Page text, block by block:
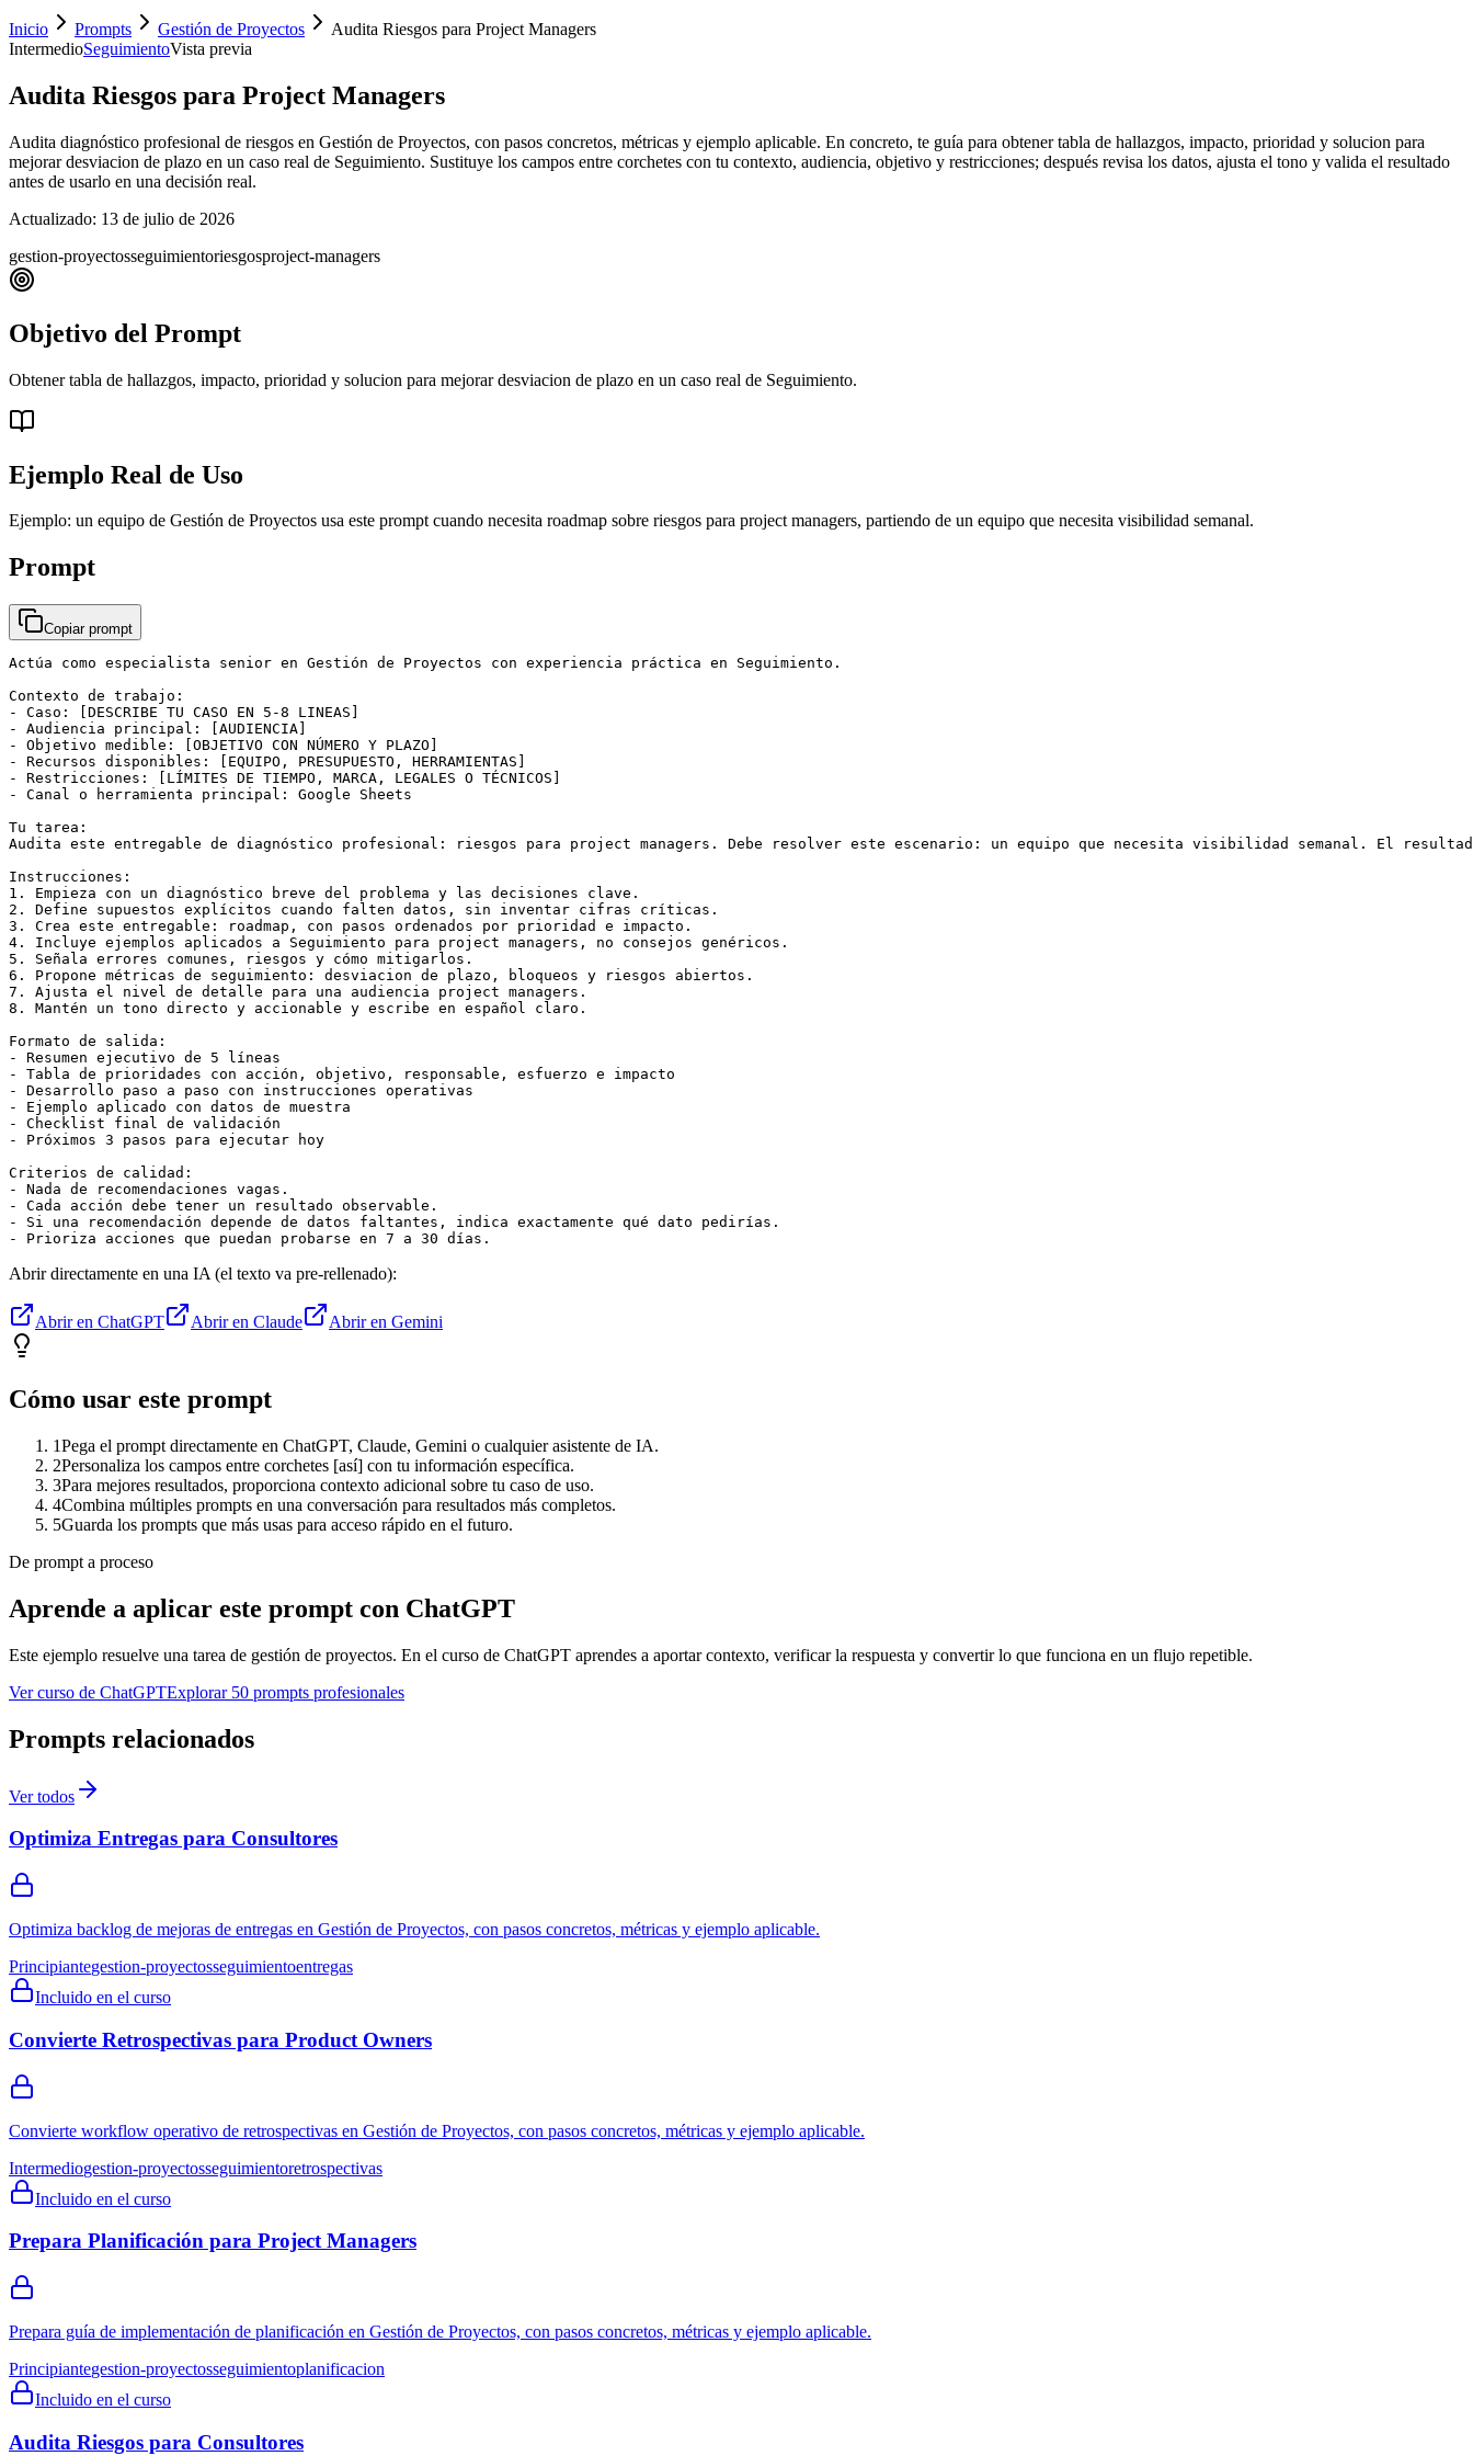
Inicio Prompts Gestión de Proyectos
Audita Riesgos para Project Managers
IntermedioSeguimientoVista previa
Audita Riesgos para Project Managers
Audita diagnóstico profesional de riesgos en Gestión de Proyectos, con pasos concretos, métricas y ejemplo aplicable. En concreto, te guía para obtener tabla de hallazgos, impacto, prioridad y solucion para
mejorar desviacion de plazo en un caso real de Seguimiento. Sustituye los campos entre corchetes con tu contexto, audiencia, objetivo y restricciones; después revisa los datos, ajusta el tono y valida el resultado
antes de usarlo en una decisión real.
Actualizado: 13 de julio de 2026
gestion-proyectosseguimientoriesgosproject-managers
Objetivo del Prompt
Obtener tabla de hallazgos, impacto, prioridad y solucion para mejorar desviacion de plazo en un caso real de Seguimiento.
Ejemplo Real de Uso
Ejemplo: un equipo de Gestión de Proyectos usa este prompt cuando necesita roadmap sobre riesgos para project managers, partiendo de un equipo que necesita visibilidad semanal.
Prompt
Copiar prompt
Actúa como especialista senior en Gestión de Proyectos con experiencia práctica en Seguimiento.
Contexto de trabajo:
- Caso: [DESCRIBE TU CASO EN 5-8 LINEAS]
- Audiencia principal: [AUDIENCIA]
- Objetivo medible: [OBJETIVO CON NÚMERO Y PLAZO]
- Recursos disponibles: [EQUIPO, PRESUPUESTO, HERRAMIENTAS]
- Restricciones: [LÍMITES DE TIEMPO, MARCA, LEGALES O TÉCNICOS]
- Canal o herramienta principal: Google Sheets
Tu tarea:
Audita este entregable de diagnóstico profesional: riesgos para project managers. Debe resolver este escenario: un equipo que necesita visibilidad semanal. El
Instrucciones:
1. Empieza con un diagnóstico breve del problema y las decisiones clave.
2. Define supuestos explícitos cuando falten datos, sin inventar cifras críticas.
3. Crea este entregable: roadmap, con pasos ordenados por prioridad e impacto.
4. Incluye ejemplos aplicados a Seguimiento para project managers, no consejos genéricos.
5. Señala errores comunes, riesgos y cómo mitigarlos.
6. Propone métricas de seguimiento: desviacion de plazo, bloqueos y riesgos abiertos.
7. Ajusta el nivel de detalle para una audiencia project managers.
8. Mantén un tono directo y accionable y escribe en español claro.
Formato de salida:
- Resumen ejecutivo de 5 líneas
- Tabla de prioridades con acción, objetivo, responsable, esfuerzo e impacto
- Desarrollo paso a paso con instrucciones operativas
- Ejemplo aplicado con datos de muestra
- Checklist final de validación
- Próximos 3 pasos para ejecutar hoy
Criterios de calidad:
- Nada de recomendaciones vagas.
- Cada acción debe tener un resultado observable.
- Si una recomendación depende de datos faltantes, indica exactamente qué dato pedirías.
- Prioriza acciones que puedan probarse en 7 a 30 días.
Abrir directamente en una IA (el texto va pre-rellenado):
Abrir en ChatGPT Abrir en Claude Abrir en Gemini
Cómo usar este prompt
1Pega el prompt directamente en ChatGPT, Claude, Gemini o cualquier asistente de IA.
2Personaliza los campos entre corchetes [así] con tu información específica.
3Para mejores resultados, proporciona contexto adicional sobre tu caso de uso.
4Combina múltiples prompts en una conversación para resultados más completos.
5Guarda los prompts que más usas para acceso rápido en el futuro.
De prompt a proceso
Aprende a aplicar este prompt con ChatGPT
Este ejemplo resuelve una tarea de gestión de proyectos. En el curso de ChatGPT aprendes a aportar contexto, verificar la respuesta y convertir lo que funciona en un flujo repetible.
Ver curso de ChatGPTExplorar 50 prompts profesionales
Prompts relacionados
Ver todos
Optimiza Entregas para Consultores
Optimiza backlog de mejoras de entregas en Gestión de Proyectos, con pasos concretos, métricas y ejemplo aplicable.
Principiantegestion-proyectosseguimientoentregas
Incluido en el curso
Convierte Retrospectivas para Product Owners
Convierte workflow operativo de retrospectivas en Gestión de Proyectos, con pasos concretos, métricas y ejemplo aplicable.
Intermediogestion-proyectosseguimientoretrospectivas
Incluido en el curso
Prepara Planificación para Project Managers
Prepara guía de implementación de planificación en Gestión de Proyectos, con pasos concretos, métricas y ejemplo aplicable.
Principiantegestion-proyectosseguimientoplanificacion
Incluido en el curso
Audita Riesgos para Consultores